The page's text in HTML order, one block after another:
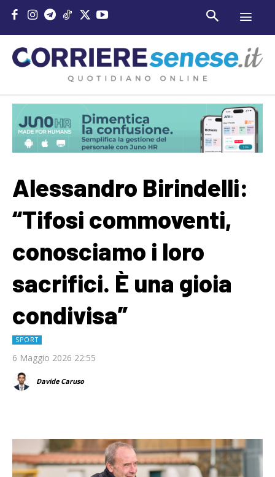
Alessandro Birindelli:
“Tifosi commoventi,
conosciamo i loro
sacrifici. È una gioia
condivisa”
SPORT
6 Maggio 2026 22:55
Davide Caruso